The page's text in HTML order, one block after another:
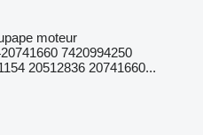
moteur
7420994250
20512836 20741660...